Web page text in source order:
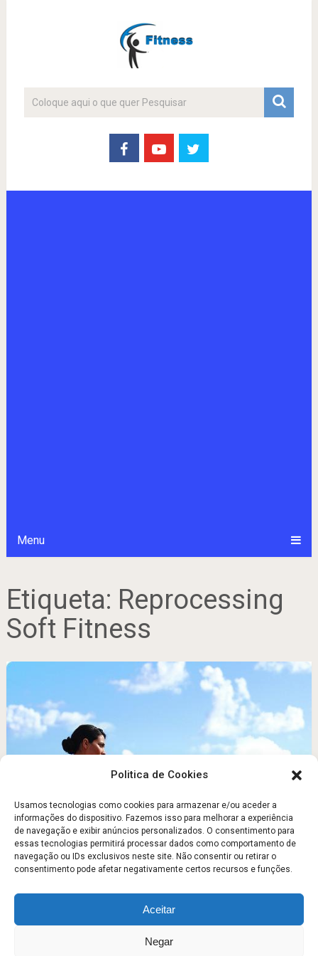
Politica de Cookies
Usamos tecnologias como cookies para armazenar e/ou aceder a
informações do dispositivo. Fazemos isso para melhorar a experiência
de navegação e exibir anúncios personalizados. O consentimento para
essas tecnologias permitirá processar dados como comportamento de
navegação ou IDs exclusivos neste site. Não consentir ou retirar o
consentimento pode afetar negativamente certos recursos e funções.
Aceitar
Negar
Menu
Etiqueta: Reprocessing
Soft Fitness
Treina e protege o teu pavimento pélvico de forma
segura
Maio 20, 2012
Escola FitnessCopyright © 2026.